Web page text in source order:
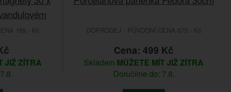
189.- Kč
JIŽ ZÍTRA
DOPRODEJ - PŮVODNÍ CENA 675.- Kč
Cena: 499 Kč
Skladem MŮŽETE MÍT JIŽ ZÍTRA
Doručíme do: 7.8.